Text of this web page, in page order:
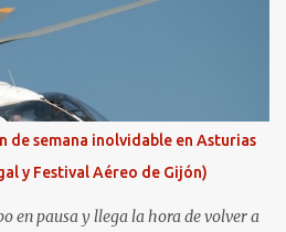
de semana inolvidable en Asturias
y Festival Aéreo de Gijón)
en pausa y llega la hora de volver a